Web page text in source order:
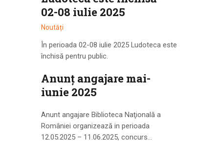
02-08 iulie 2025
Noutăți
În perioada 02-08 iulie 2025 Ludoteca este
închisă pentru public.
Anunț angajare mai-
iunie 2025
Anunt angajare Biblioteca Naţională a
României organizează in perioada
12.05.2025 – 11.06.2025, concurs…